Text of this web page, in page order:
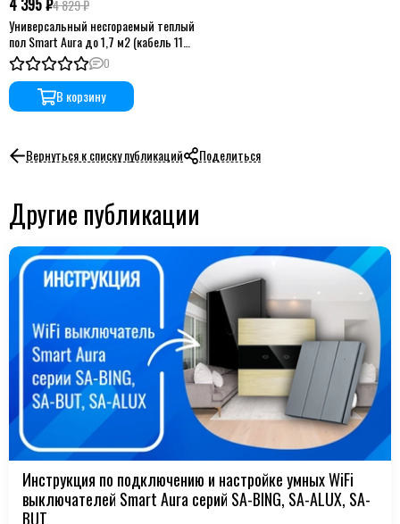
4 395 ₽4 829 ₽
Универсальный несгораемый теплый
пол Smart Aura до 1,7 м2 (кабель 11
м)
0
В корзину
Вернуться к списку публикаций Поделиться
Другие публикации
Инструкция по подключению и настройке умных WiFi
выключателей Smart Aura серий SA-BING, SA-ALUX, SA-
BUT